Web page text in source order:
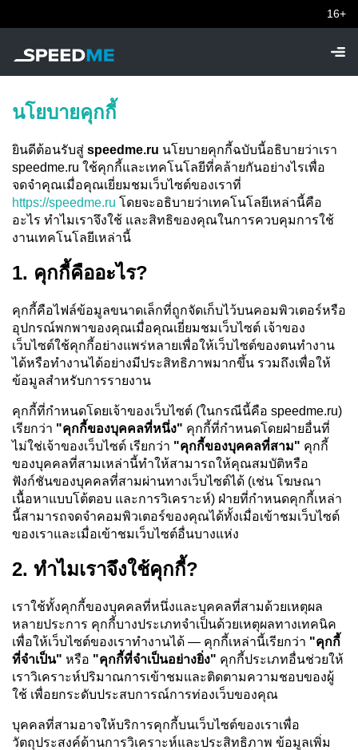
16+
นโยบายคุกกี้
ยินดีต้อนรับสู่ speedme.ru นโยบายคุกกี้ฉบับนี้อธิบายว่าเรา
speedme.ru ใช้คุกกี้และเทคโนโลยีที่คล้ายกันอย่างไรเพื่อ
จดจำคุณเมื่อคุณเยี่ยมชมเว็บไซต์ของเราที่
https://speedme.ru โดยจะอธิบายว่าเทคโนโลยีเหล่านี้คือ
อะไร ทำไมเราจึงใช้ และสิทธิของคุณในการควบคุมการใช้
งานเทคโนโลยีเหล่านี้
1. คุกกี้คืออะไร?
คุกกี้คือไฟล์ข้อมูลขนาดเล็กที่ถูกจัดเก็บไว้บนคอมพิวเตอร์หรือ
อุปกรณ์พกพาของคุณเมื่อคุณเยี่ยมชมเว็บไซต์ เจ้าของ
เว็บไซต์ใช้คุกกี้อย่างแพร่หลายเพื่อให้เว็บไซต์ของตนทำงาน
ได้หรือทำงานได้อย่างมีประสิทธิภาพมากขึ้น รวมถึงเพื่อให้
ข้อมูลสำหรับการรายงาน
คุกกี้ที่กำหนดโดยเจ้าของเว็บไซต์ (ในกรณีนี้คือ speedme.ru)
เรียกว่า "คุกกี้ของบุคคลที่หนึ่ง" คุกกี้ที่กำหนดโดยฝ่ายอื่นที่
ไม่ใช่เจ้าของเว็บไซต์ เรียกว่า "คุกกี้ของบุคคลที่สาม" คุกกี้
ของบุคคลที่สามเหล่านี้ทำให้สามารถให้คุณสมบัติหรือ
ฟังก์ชันของบุคคลที่สามผ่านทางเว็บไซต์ได้ (เช่น โฆษณา
เนื้อหาแบบโต้ตอบ และการวิเคราะห์) ฝ่ายที่กำหนดคุกกี้เหล่า
นี้สามารถจดจำคอมพิวเตอร์ของคุณได้ทั้งเมื่อเข้าชมเว็บไซต์
ของเราและเมื่อเข้าชมเว็บไซต์อื่นบางแห่ง
2. ทำไมเราจึงใช้คุกกี้?
เราใช้ทั้งคุกกี้ของบุคคลที่หนึ่งและบุคคลที่สามด้วยเหตุผล
หลายประการ คุกกี้บางประเภทจำเป็นด้วยเหตุผลทางเทคนิค
เพื่อให้เว็บไซต์ของเราทำงานได้ — คุกกี้เหล่านี้เรียกว่า "คุกกี้
ที่จำเป็น" หรือ "คุกกี้ที่จำเป็นอย่างยิ่ง" คุกกี้ประเภทอื่นช่วยให้
เราวิเคราะห์ปริมาณการเข้าชมและติดตามความชอบของผู้
ใช้ เพื่อยกระดับประสบการณ์การท่องเว็บของคุณ
บุคคลที่สามอาจให้บริการคุกกี้บนเว็บไซต์ของเราเพื่อ
วัตถุประสงค์ด้านการวิเคราะห์และประสิทธิภาพ ข้อมูลเพิ่ม